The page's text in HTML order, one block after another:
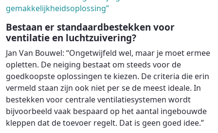
gemakkelijkheidsoplossing”
Bestaan er standaardbestekken voor
ventilatie en luchtzuivering?
Jan Van Bouwel: “Ongetwijfeld wel, maar je moet ermee
opletten. De neiging bestaat om steeds voor de
goedkoopste oplossingen te kiezen. De criteria die erin
vermeld staan zijn ook niet per se de meest ideale. In
bestekken voor centrale ventilatiesystemen wordt
bijvoorbeeld vaak bespaard op het aantal ingebouwde
kleppen dat de toevoer regelt. Dat is geen goed idee.”